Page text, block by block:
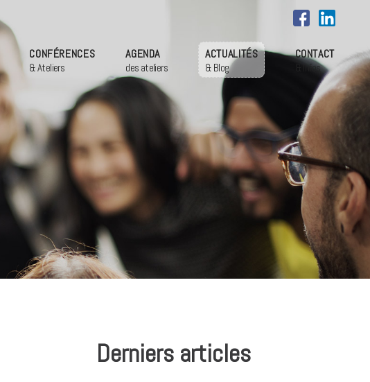
CONFÉRENCES
& Ateliers
AGENDA
des ateliers
ACTUALITÉS
& Blog
CONTACT
& Infos
Derniers articles